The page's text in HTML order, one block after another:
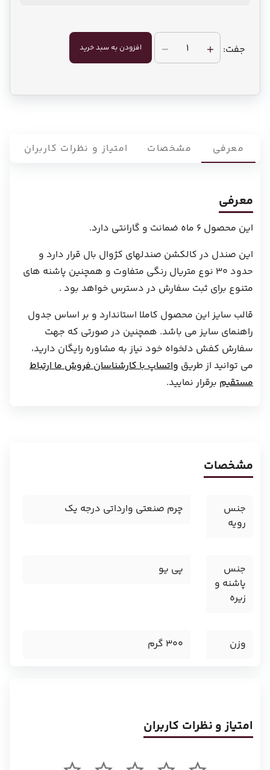
جفت: 1 افزودن به سبد خرید
معرفی مشخصات امتیاز و نظرات کاربران
معرفی
این محصول 6 ماه ضمانت و گارانتی دارد.
این صندل در کالکشن صندلهای کژوال بال قرار دارد و
حدود 30 نوع متریال رنگی متفاوت و همچنین پاشنه های
متنوع برای ثبت سفارش در دسترس خواهد بود .
قالب سایز این محصول کاملا استاندارد و بر اساس جدول
راهنمای سایز می باشد. همچنین در صورتی که جهت
سفارش کفش دلخواه خود نیاز به مشاوره رایگان دارید،
می توانید از طریق واتساپ با کارشناسان فروش ما ارتباط
مستقیم برقرار نمایید.
مشخصات
جنس
رویه
چرم صنعتی وارداتی درجه یک
جنس
پاشنه و
زیره
پی یو
وزن 300 گرم
امتیاز و نظرات کاربران